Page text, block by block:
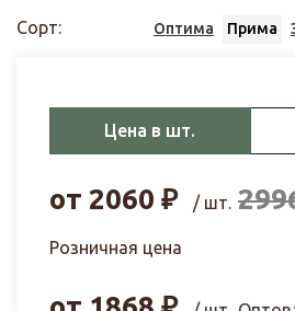
Сорт: Оптима Прима
Цена в шт.
от 2060 ₽ / шт.
Розничная цена